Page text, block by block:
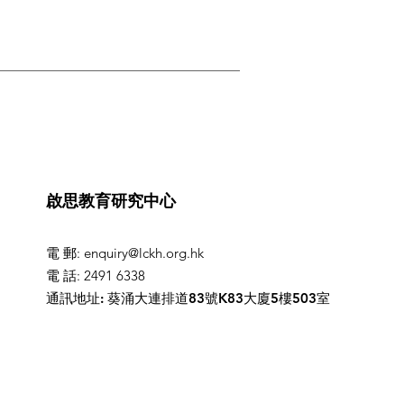
啟思教育研究中心
電 郵:enquiry@lckh.org.hk
電 話: 2491 6338
通訊地址: 葵涌大連排道83號K83大廈5樓503室